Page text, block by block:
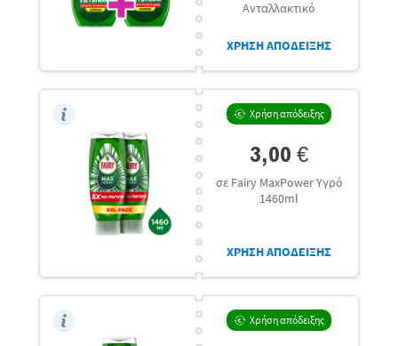
Ανταλλακτικό
ΧΡΗΣΗ ΑΠΟΔΕΙΞΗΣ
Χρήση απόδειξης
3,00 €
σε Fairy MaxPower Υγρό
1460ml
ΧΡΗΣΗ ΑΠΟΔΕΙΞΗΣ
Χρήση απόδειξης